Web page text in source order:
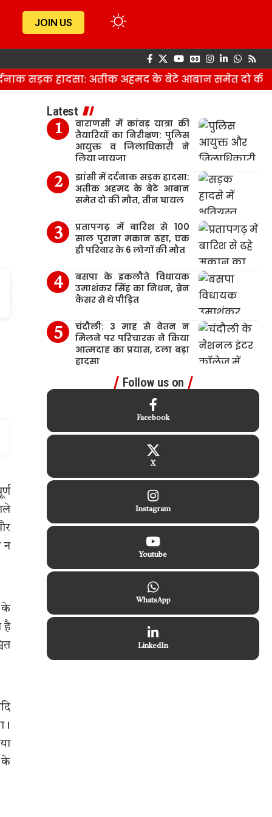
JOIN US
सड़क हादसा: अतीक अहमद के बेटे आबान समेत दो की
न
के
है
के
Latest
वाराणसी में कांवड़ यात्रा की
तैयारियों का निरीक्षण: पुलिस
आयुक्त व जिलाधिकारी ने
लिया जायजा
झांसी में दर्दनाक सड़क हादसा:
अतीक अहमद के बेटे आबान
समेत दो की मौत, तीन घायल
प्रतापगढ़ में बारिश से 100
साल पुराना मकान ढहा, एक
ही परिवार के 6 लोगों की मौत
बसपा के इकलौते विधायक
उमाशंकर सिंह का निधन, ब्रेन
कैंसर से थे पीड़ित
चंदौली: 3 माह से वेतन न
मिलने पर परिचारक ने किया
आत्मदाह का प्रयास, टला बड़ा
हादसा
Follow us on
Facebook
X
Instagram
Youtube
WhatsApp
LinkedIn